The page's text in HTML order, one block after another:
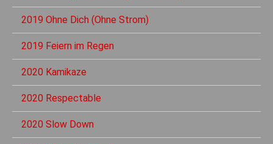
2019 Ohne Dich (Ohne Strom)
2019 Feiern im Regen
2020 Kamikaze
2020 Respectable
2020 Slow Down